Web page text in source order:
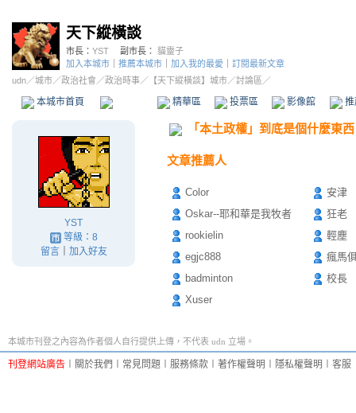
天下縱橫談
市長： YST 副市長： 貓靈子
加入本城市
推薦本城市 加入我的最愛
訂閱最新文章
udn／城市／政治社會 ／政治時事／ 【天下縱橫談】城市／討論區／
本城市首頁 精華區 投票區 影像館
YST
等級：8
留言｜ 加入好友
「本土政權」到底是個什麼東
文章推薦人
Color
安津
Oskar--耶和華是我牧者
狂老
rookielin
輕塵
egjc888
瘋馬
badminton
校長
Xuser
本城市刊登之內容為作者個人自行提供上傳，不代表 udn 立場。
刊登網站廣告 關於我們 常見問題 服務條款 著作權聲明 隱私權聲明 客服